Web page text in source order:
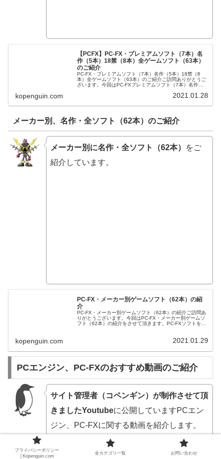
【PCFX】PC-FX・プレミアムソフト（7本）名
作（5本）18禁（8本）全ゲームソフト（63本）
のご紹介
PC-FX・プレミアムソフト（7本）名作（5本）18禁（8
本）全ゲームソフト（63本）のご紹介ご訪問ありがとうご
ざいます。今回はPC-FXプレミアムソフト（7本）名作（5
kopenguin.com 2021.01.28
メーカー別、名作・全ソフト（62本）のご紹介
メーカー別に名作・全ソフト（62本）
をご
紹介しています。
PC-FX・メーカー別ゲームソフト（62本）の紹
介
PC-FX・メーカー別ゲームソフト（62本）の紹介ご訪問あ
りがとうございます。今回はPC-FX・メーカー別ゲームソ
フト（62本）の紹介をさせて頂きます。PC-FXソフトを発
kopenguin.com 2021.01.29
PCエンジン、PC-FXのおすすめ動画のご紹介
サイト管理者（コペンギン）が制作させて頂
きましたYoutubeに公開していますPCエン
ジン、PC-FXに関する動画を紹介します。
PCエンジン・PX-FXに関する動画のご紹介 ～PC
プライバシーポリシー
│Kopenguin.com
全カテゴリ一覧 お問い合わせ